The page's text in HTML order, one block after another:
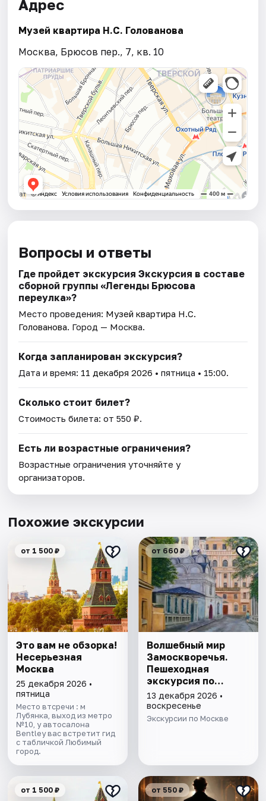
Адрес
Музей квартира Н.С. Голованова
Москва, Брюсов пер., 7, кв. 10
Вопросы и ответы
Где пройдет экскурсия Экскурсия в составе
сборной группы «Легенды Брюсова
переулка»?
Место проведения: Музей квартира Н.С.
Голованова. Город — Москва.
Когда запланирован экскурсия?
Дата и время: 11 декабря 2026 • пятница • 15:00.
Сколько стоит билет?
Стоимость билета: от 550 ₽.
Есть ли возрастные ограничения?
Возрастные ограничения уточняйте у
организаторов.
Похожие экскурсии
от 1 500 ₽
Это вам не обзорка!
Несерьезная
Москва
25 декабря 2026 •
пятница
Место втсречи : м
Лубянка, выход из метро
№10, у автосалона
Bentley вас встретит гид
с табличкой Любимый
город.
от 660 ₽
Волшебный мир
Замоскворечья.
Пешеходная
экскурсия по
Москве
13 декабря 2026 •
воскресенье
Экскурсии по Москве
от 1 500 ₽ от 550 ₽